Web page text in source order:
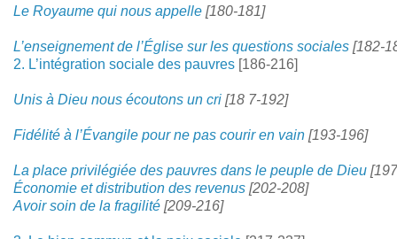
Le Royaume qui nous appelle [180-181]
L’enseignement de l’Église sur les questions sociales [182-
2. L’intégration sociale des pauvres [186-216]
Unis à Dieu nous écoutons un cri [18 7-192]
Fidélité à l’Évangile pour ne pas courir en vain [193-196]
La place privilégiée des pauvres dans le peuple de Dieu
Économie et distribution des revenus [202-208]
Avoir soin de la fragilité [209-216]